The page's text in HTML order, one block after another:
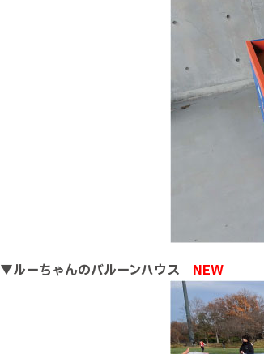
▼ルーちゃんのバルーンハウス NEW